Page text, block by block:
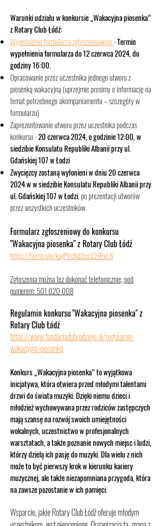
Warunki udziału w konkursie „Wakacyjna piosenka”
z Rotary Club Łódź:
Wypełnienie formularza zgłoszeniowego-Termin
wypełnienia formularza do 12 czerwca 2024, do
godziny 16:00.
Opracowanie przez uczestnika jednego utworu z
piosenką wakacyjną (uprzejmie prosimy o informację na
temat potrzebnego akompaniamentu – szczegóły w
formularzu)
Zaprezentowanie utworu przez uczestnika podczas
konkursu -20 czerwca 2024, o godzinie 12:00, w
siedzibie Konsulatu Republiki Albanii przy ul.
Gdańskiej 107 w Łodzi
Zwycięzcy zostaną wyłonieni w dniu 20 czerwca
2024 w w siedzibie Konsulatu Republiki Albanii przy
ul. Gdańskiej 107 w Łodzi, po prezentacji utworów
przez wszystkich uczestników.
Formularz zgłoszeniowy do konkursu
"Wakacyjna piosenka" z Rotary Club Łódź
https://forms.gle/kajPXcNd2cmCHRxL8
Zgłoszenia można tez dokonać telefonicznie, pod
numerem: 501 020 008
Regulamin konkursu"Wakacyjna piosenka" z
Rotary Club Łódź
https://www.fundacjadobrodzieje.pl/regulamin-
wakacyjna-piosenka
Konkurs „Wakacyjna piosenka” to wyjątkowa
inicjatywa, która otwiera przed młodymi talentami
drzwi do świata muzyki. Dzięki niemu dzieci i
młodzież wychowywana przez rodziców zastępczych
mają szansę na rozwój swoich umiejętności
wokalnych, uczestnictwo w profesjonalnych
warsztatach, a także poznanie nowych miejsc i ludzi,
którzy dzielą ich pasję do muzyki. Dla wielu z nich
może to być pierwszy krok w kierunku kariery
muzycznej, ale także niezapomniana przygoda, która
na zawsze pozostanie w ich pamięci.
Wsparcie, jakie Rotary Club Łódź oferuje młodym